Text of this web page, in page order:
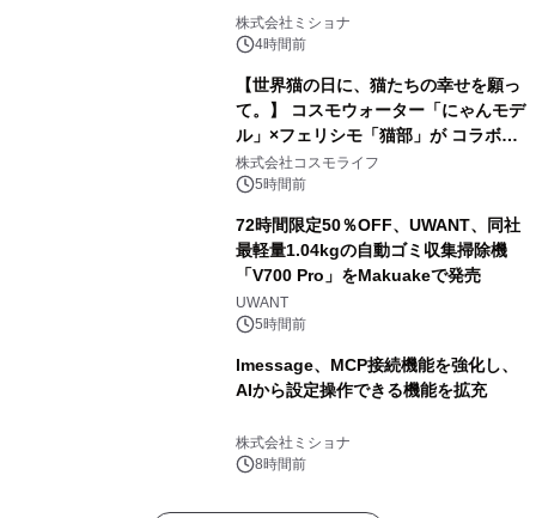
株式会社ミショナ
4時間前
【世界猫の日に、猫たちの幸せを願っ
て。】 コスモウォーター「にゃんモデ
ル」×フェリシモ「猫部」が コラボキ
ャンペーンを実施
株式会社コスモライフ
5時間前
72時間限定50％OFF、UWANT、同社
最軽量1.04kgの自動ゴミ収集掃除機
「V700 Pro」をMakuakeで発売
UWANT
5時間前
lmessage、MCP接続機能を強化し、
AIから設定操作できる機能を拡充
株式会社ミショナ
8時間前